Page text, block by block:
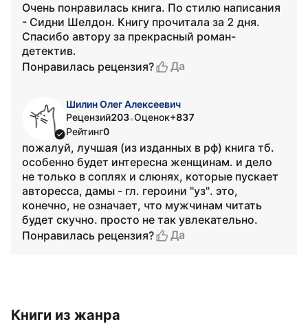
Очень понравилась книга. По стилю написания
- Сидни Шелдон. Книгу прочитала за 2 дня.
Спасибо автору за прекрасный роман-
детектив.
Понравилась рецензия?
Да
Шилин Олег Алексеевич
Рецензий203•Оценок+837
Рейтинг0
пожалуй, лучшая (из изданных в рф) книга тб.
особенно будет интересна женщинам. и дело
не только в соплях и слюнях, которые пускает
авторесса, дамы - гл. героини "уз". это,
конечно, не означает, что мужчинам читать
будет скучно. просто не так увлекательно.
Понравилась рецензия?
Да
Книги из жанра